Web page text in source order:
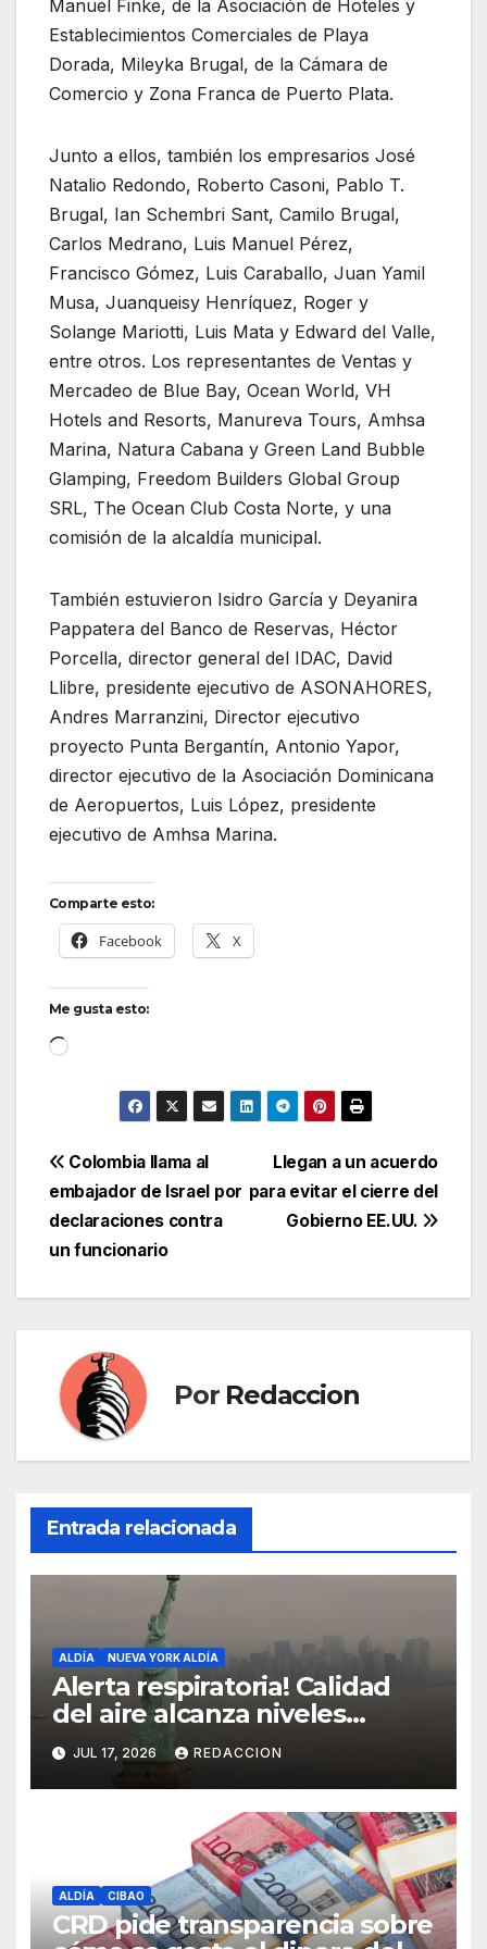
Manuel Finke, de la Asociación de Hoteles y
Establecimientos Comerciales de Playa
Dorada, Mileyka Brugal, de la Cámara de
Comercio y Zona Franca de Puerto Plata.
Junto a ellos, también los empresarios José
Natalio Redondo, Roberto Casoni, Pablo T.
Brugal, Ian Schembri Sant, Camilo Brugal,
Carlos Medrano, Luis Manuel Pérez,
Francisco Gómez, Luis Caraballo, Juan Yamil
Musa, Juanqueisy Henríquez, Roger y
Solange Mariotti, Luis Mata y Edward del Valle,
entre otros. Los representantes de Ventas y
Mercadeo de Blue Bay, Ocean World, VH
Hotels and Resorts, Manureva Tours, Amhsa
Marina, Natura Cabana y Green Land Bubble
Glamping, Freedom Builders Global Group
SRL, The Ocean Club Costa Norte, y una
comisión de la alcaldía municipal.
También estuvieron Isidro García y Deyanira
Pappatera del Banco de Reservas, Héctor
Porcella, director general del IDAC, David
Llibre, presidente ejecutivo de ASONAHORES,
Andres Marranzini, Director ejecutivo
proyecto Punta Bergantín, Antonio Yapor,
director ejecutivo de la Asociación Dominicana
de Aeropuertos, Luis López, presidente
ejecutivo de Amhsa Marina.
Comparte esto:
Facebook X
Me gusta esto:
Cargando...
Navegación
de
entradas
Llegan a un acuerdo
para evitar el cierre del
Gobierno EE.UU.
Colombia llama al
embajador de Israel por
declaraciones contra
un funcionario
Por Redaccion
Entrada relacionada
ALDÍA NUEVA YORK ALDÍA
Alerta respiratoria! Calidad
del aire alcanza niveles
peligrosos en NYC
JUL 17, 2026 REDACCION
ALDÍA CIBAO
CRD pide transparencia sobre